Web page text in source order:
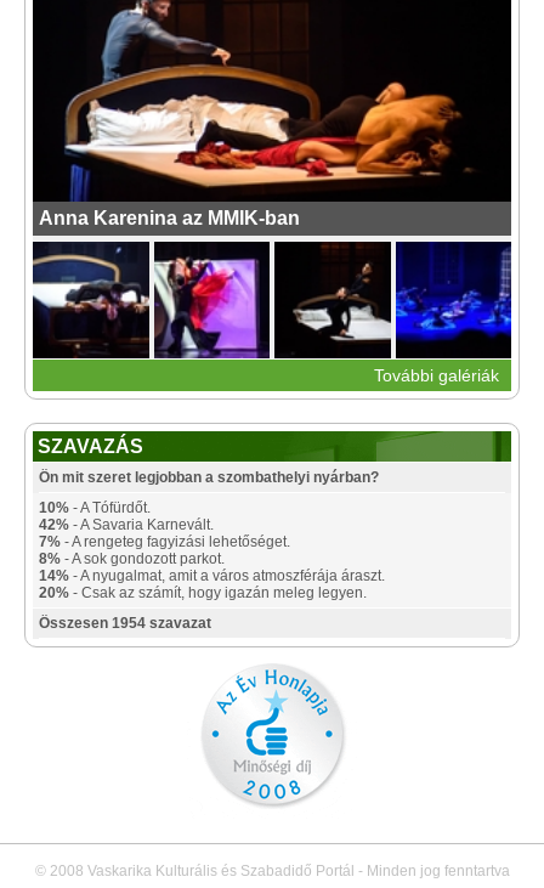
Anna Karenina az MMIK-ban
További galériák
SZAVAZÁS
Ön mit szeret legjobban a szombathelyi nyárban?
10% - A Tófürdőt.
42% - A Savaria Karnevált.
7% - A rengeteg fagyizási lehetőséget.
8% - A sok gondozott parkot.
14% - A nyugalmat, amit a város atmoszférája áraszt.
20% - Csak az számít, hogy igazán meleg legyen.
Összesen 1954 szavazat
© 2008 Vaskarika Kulturális és Szabadidő Portál - Minden jog fenntartva